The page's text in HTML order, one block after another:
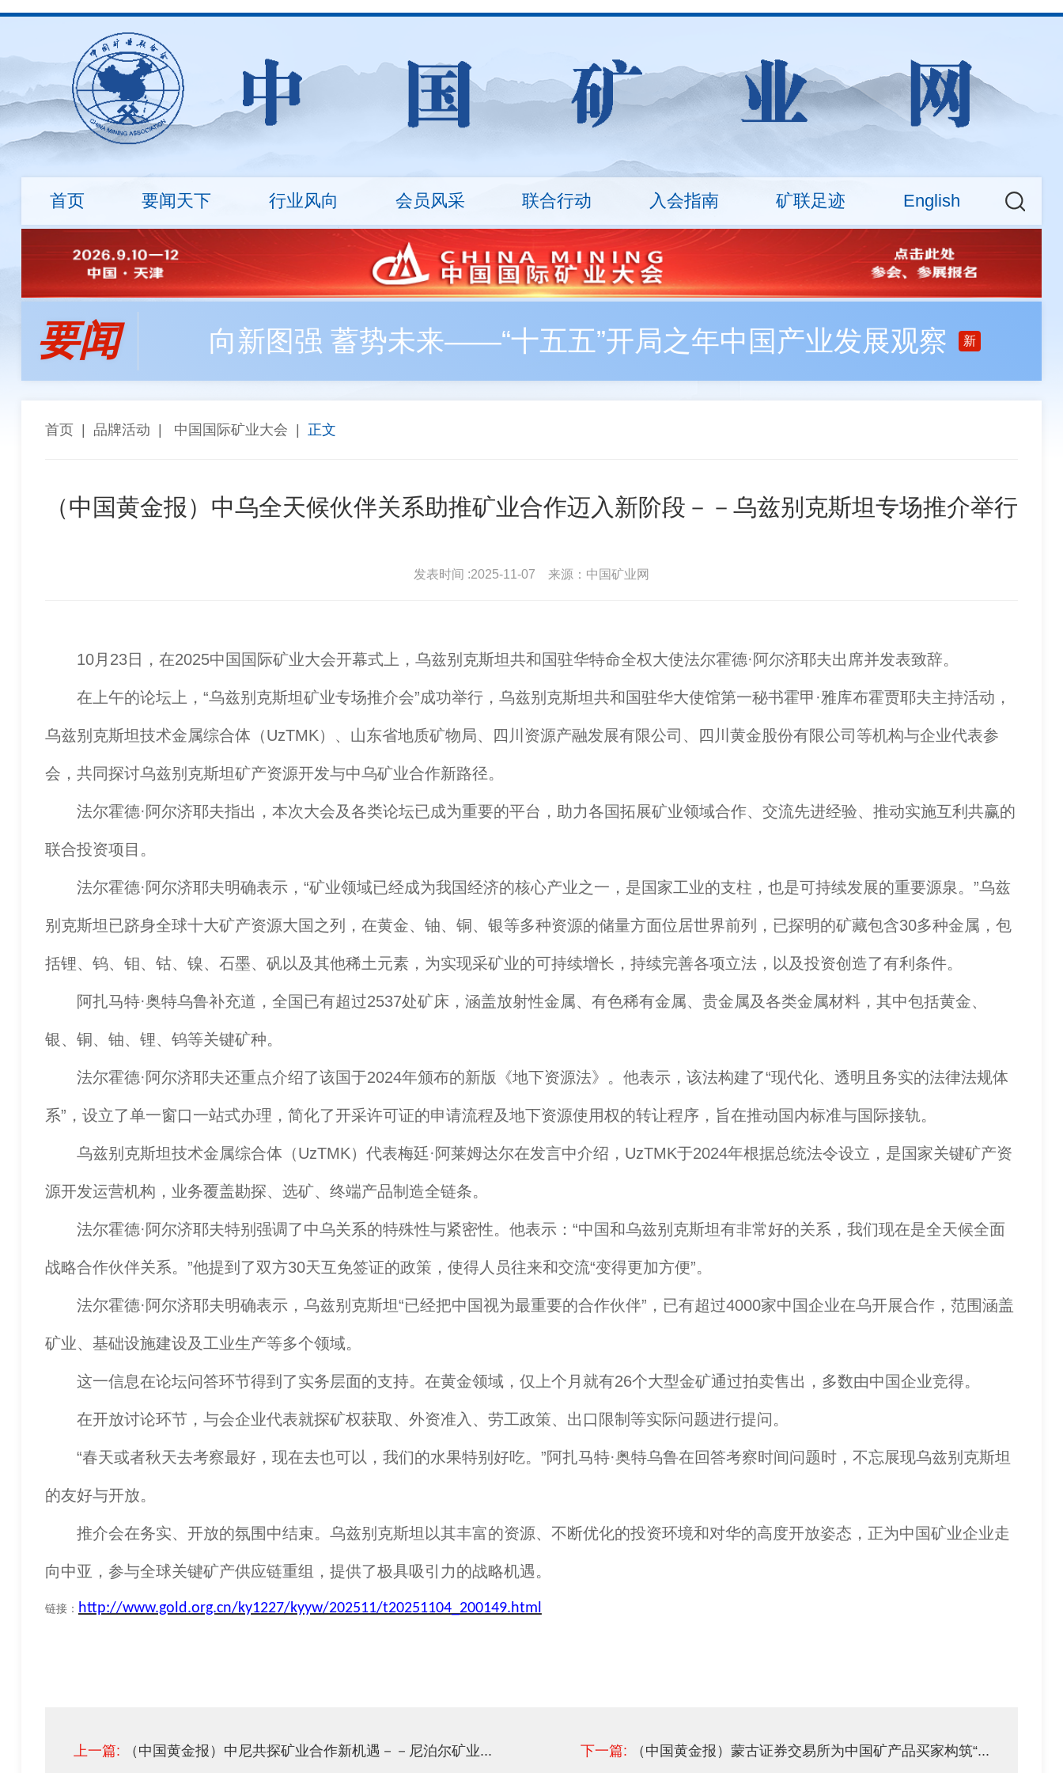
首页 要闻天下 行业风向 会员风采 联合行动 入会指南 矿联足迹 English
会长
程利伟
负责人
程利伟 王永才 王炯辉 王蕾 丛革臣
刘 钦 刘炳宇 邹玮 刘敬锟
李全生 陈长宏 陈景河 苑占永
张斗群 王乐译 唐 社 董建雄 王进平
秘书长
车长波
协会架构
协会简介 协会章程 组织机构 分支机构 联系我们
行业资讯 国际动态 统计数据 行业报告 技术装备
地勘诚信 标准建设 ESG治理 矿业沙龙 万里行 技能竞赛 矿业权交易专场活动
入会流程 会员权益 会费标准
CMA News About
会员资讯
探矿工程所自主研发数字岩心钻机，最大钻进深度达20...
中国矿业大学筹建战略矿产资源学院
希尔威参股企业实现厄瓜多尔金铜矿勘探重大突破 单孔...
会员展示
新入会会员
要闻 向新图强 蓄势未来——“十五五”开局之年中国产业发展观察 新
首页 品牌活动 中国国际矿业大会 正文
（中国黄金报）中乌全天候伙伴关系助推矿业合作迈入新阶段－－乌兹别克斯坦专场推介举行
发表时间 :2025-11-07 来源：中国矿业网
10月23日，在2025中国国际矿业大会开幕式上，乌兹别克斯坦共和国驻华特命全权大使法尔霍德·阿尔济耶夫出席并发表致辞。
在上午的论坛上，“乌兹别克斯坦矿业专场推介会”成功举行，乌兹别克斯坦共和国驻华大使馆第一秘书霍甲·雅库布霍贾耶夫主持活动，
乌兹别克斯坦技术金属综合体（UzTMK）、山东省地质矿物局、四川资源产融发展有限公司、四川黄金股份有限公司等机构与企业代表参
会，共同探讨乌兹别克斯坦矿产资源开发与中乌矿业合作新路径。
法尔霍德·阿尔济耶夫指出，本次大会及各类论坛已成为重要的平台，助力各国拓展矿业领域合作、交流先进经验、推动实施互利共赢的
联合投资项目。
法尔霍德·阿尔济耶夫明确表示，“矿业领域已经成为我国经济的核心产业之一，是国家工业的支柱，也是可持续发展的重要源泉。”乌兹
别克斯坦已跻身全球十大矿产资源大国之列，在黄金、铀、铜、银等多种资源的储量方面位居世界前列，已探明的矿藏包含30多种金属，包
括锂、钨、钼、钴、镍、石墨、矾以及其他稀土元素，为实现采矿业的可持续增长，持续完善各项立法，以及投资创造了有利条件。
阿扎马特·奥特乌鲁补充道，全国已有超过2537处矿床，涵盖放射性金属、有色稀有金属、贵金属及各类金属材料，其中包括黄金、
银、铜、铀、锂、钨等关键矿种。
法尔霍德·阿尔济耶夫还重点介绍了该国于2024年颁布的新版《地下资源法》。他表示，该法构建了“现代化、透明且务实的法律法规体
系”，设立了单一窗口一站式办理，简化了开采许可证的申请流程及地下资源使用权的转让程序，旨在推动国内标准与国际接轨。
乌兹别克斯坦技术金属综合体（UzTMK）代表梅廷·阿莱姆达尔在发言中介绍，UzTMK于2024年根据总统法令设立，是国家关键矿产资
源开发运营机构，业务覆盖勘探、选矿、终端产品制造全链条。
法尔霍德·阿尔济耶夫特别强调了中乌关系的特殊性与紧密性。他表示：“中国和乌兹别克斯坦有非常好的关系，我们现在是全天候全面
战略合作伙伴关系。”他提到了双方30天互免签证的政策，使得人员往来和交流“变得更加方便”。
法尔霍德·阿尔济耶夫明确表示，乌兹别克斯坦“已经把中国视为最重要的合作伙伴”，已有超过4000家中国企业在乌开展合作，范围涵盖
矿业、基础设施建设及工业生产等多个领域。
这一信息在论坛问答环节得到了实务层面的支持。在黄金领域，仅上个月就有26个大型金矿通过拍卖售出，多数由中国企业竞得。
在开放讨论环节，与会企业代表就探矿权获取、外资准入、劳工政策、出口限制等实际问题进行提问。
“春天或者秋天去考察最好，现在去也可以，我们的水果特别好吃。”阿扎马特·奥特乌鲁在回答考察时间问题时，不忘展现乌兹别克斯坦
的友好与开放。
推介会在务实、开放的氛围中结束。乌兹别克斯坦以其丰富的资源、不断优化的投资环境和对华的高度开放姿态，正为中国矿业企业走
向中亚，参与全球关键矿产供应链重组，提供了极具吸引力的战略机遇。
链接： http://www.gold.org.cn/ky1227/kyyw/202511/t20251104_200149.html
上一篇: （中国黄金报）中尼共探矿业合作新机遇－－尼泊尔矿业... 下一篇: （中国黄金报）蒙古证券交易所为中国矿产品买家构筑“...